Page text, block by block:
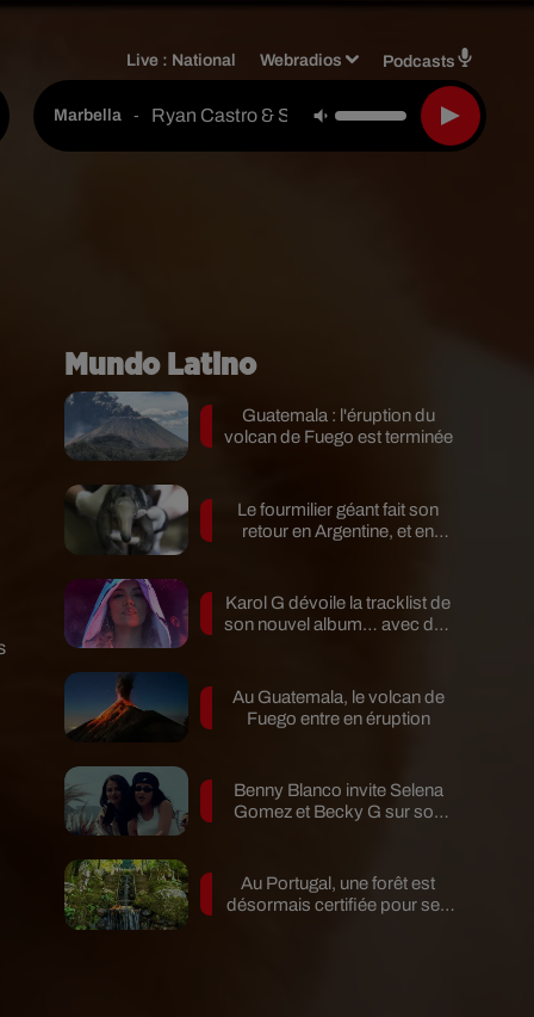
Live : National Webradios Podcasts
Marbella - Ryan Castro & Sog
Mundo Latino
Guatemala : l'éruption du
volcan de Fuego est terminée
Le fourmilier géant fait son
retour en Argentine, et en
Karol G dévoile la tracklist de
son nouvel album… avec des
Au Guatemala, le volcan de
Fuego entre en éruption
Benny Blanco invite Selena
Gomez et Becky G sur son
Au Portugal, une forêt est
désormais certifiée pour ses